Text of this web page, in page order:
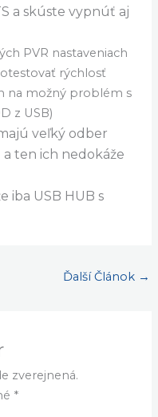
a skúste vypnúť aj
PVR nastaveniach
rýchlosť
na možný problém s
z USB)
veľký odber
ten ich nedokáže
iba USB HUB s
Ďalší Článok →
zverejnená.
*